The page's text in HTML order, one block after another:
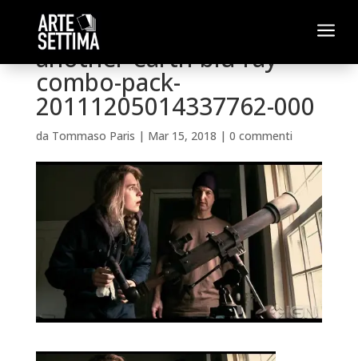
a
another-earth-blu-ray-
combo-pack-
20111205014337762-000
da Tommaso Paris | Mar 15, 2018 | 0 commenti